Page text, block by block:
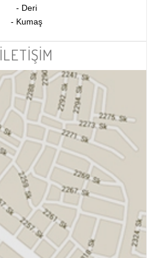
- Deri
- Kumaş
İLETİŞİM